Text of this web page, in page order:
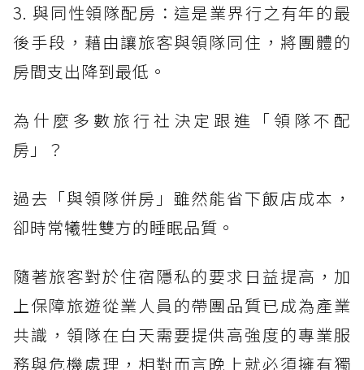
3. 與同性領隊配房：這是業界行之有年的最
後手段，藉由讓旅客與領隊同住，將團體的
房間支出降到最低。
為什麼多數旅行社決定跟進「領隊不配
房」？
過去「與領隊併房」雖然能省下飯店成本，
卻時常犧牲雙方的睡眠品質。
隨著旅客對於住宿隱私的要求日益提高，加
上保障旅遊從業人員的帶團品質已成為產業
共識，領隊在白天需要提供高強度的專業服
務與危機處理，相對而言晚上就必須擁有獨